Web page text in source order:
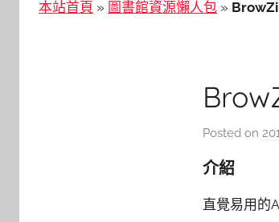
本站首頁 » 圖書館資源懶人包 »
Posted on
介紹
直覺易用的